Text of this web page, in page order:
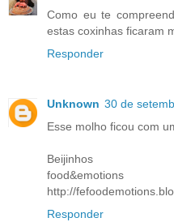
Como eu te
estas coxinhas ficaram
Responder
Unknown 30 de
Esse molho ficou com
Beijinhos
food&emotions
http://
Responder